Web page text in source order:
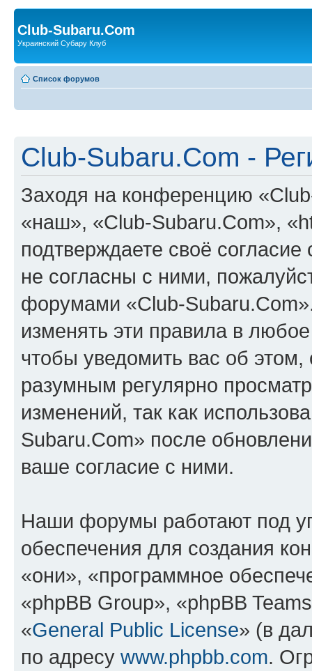
Club-Subaru.Com
Украинский Субару Клуб
Список форумов
Club-Subaru.Com -
Заходя на конференцию
«наш», «Club-Subaru.Com»,
подтверждаете своё
не согласны с ними,
форумами «Club-
изменять эти правила в
чтобы уведомить вас об
разумным регулярно
изменений, так как
Subaru.Com» после
ваше согласие с ними.
Наши форумы работают под
обеспечения для создания
«они», «программное
«phpBB Group», «phpBB
«General Public License» (в
по адресу www.phpbb.com.